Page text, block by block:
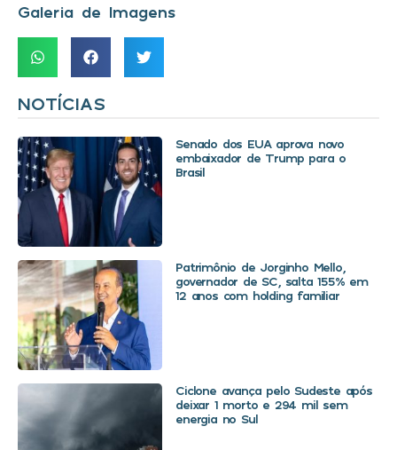
Galeria de Imagens
NOTÍCIAS
Senado dos EUA aprova novo
embaixador de Trump para o
Brasil
Patrimônio de Jorginho Mello,
governador de SC, salta 155% em
12 anos com holding familiar
Ciclone avança pelo Sudeste após
deixar 1 morto e 294 mil sem
energia no Sul